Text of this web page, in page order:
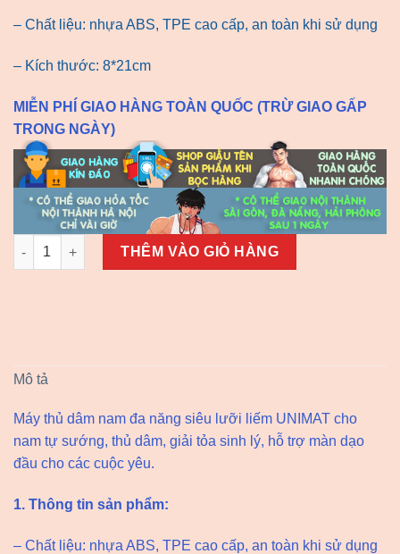
– Chất liệu: nhựa ABS, TPE cao cấp, an toàn khi sử dụng
– Kích thước: 8*21cm
MIỄN PHÍ GIAO HÀNG TOÀN QUỐC (TRỪ GIAO GẤP
TRONG NGÀY)
Máy thủ dâm nam đa năng siêu lưỡi liếm số lượng
THÊM VÀO GIỎ HÀNG
Mô tả
Máy thủ dâm nam đa năng siêu lưỡi liếm UNIMAT cho
nam tự sướng, thủ dâm, giải tỏa sinh lý, hỗ trợ màn dạo
đầu cho các cuộc yêu.
1. Thông tin sản phẩm:
– Chất liệu: nhựa ABS, TPE cao cấp, an toàn khi sử dụng